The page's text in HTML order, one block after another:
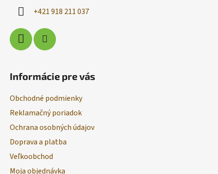
+421 918 211 037
Informácie pre vás
Obchodné podmienky
Reklamačný poriadok
Ochrana osobných údajov
Doprava a platba
Veľkoobchod
Moja objednávka